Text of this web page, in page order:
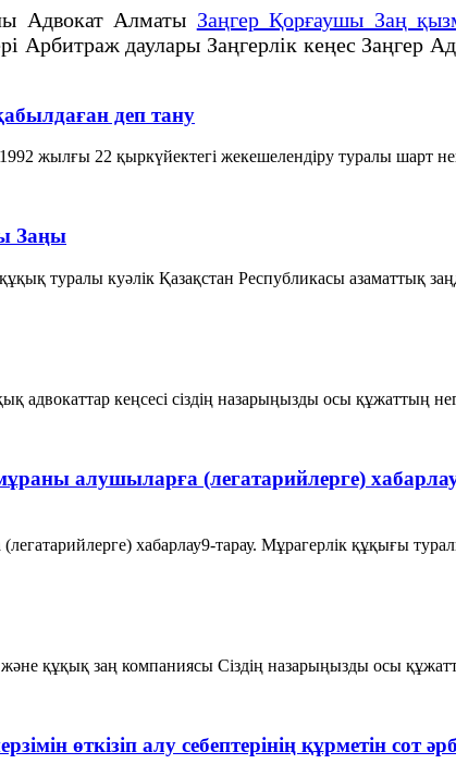
Адвокат Алматы Заңгер Қорғаушы Заң
Арбитраж даулары Заңгерлік кеңес Заңгер
деп тану
жылғы 22 қыркүйектегі жекешелендіру туралы шарт
Заңы
туралы куәлiк Қазақстан Республикасы азаматтық
кеңсесі сіздің назарыңызды осы құжаттың
алушыларға (легатарийлерге)
хабарлау9-тарау. Мұрагерлiк құқығы
құқық заң компаниясы Сіздің назарыңызды осы
өткізіп алу себептерінің құрметін сот